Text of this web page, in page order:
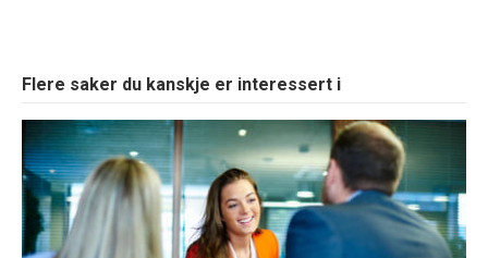
Flere saker du kanskje er interessert i